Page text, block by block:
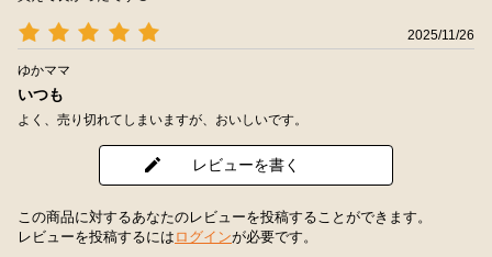
2025/11/26
ゆかママ
いつも
よく、売り切れてしまいますが、おいしいです。
レビューを書く
この商品に対するあなたのレビューを投稿することができます。
レビューを投稿するには ログインが必要です。